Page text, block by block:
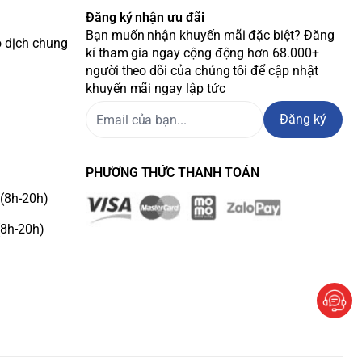
dịch chung
20h)
20h)
Đăng ký nhận ưu đãi
Bạn muốn nhận khuyến mãi đặc biệt? Đăng
kí tham gia ngay cộng động hơn 68.000+
người theo dõi của chúng tôi để cập nhật
khuyến mãi ngay lập tức
Đăng ký
PHƯƠNG THỨC THANH TOÁN